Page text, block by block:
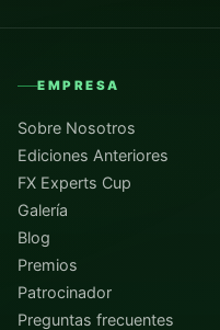
EMPRESA
Sobre Nosotros
Ediciones Anteriores
FX Experts Cup
Galería
Blog
Premios
Patrocinador
Preguntas frecuentes